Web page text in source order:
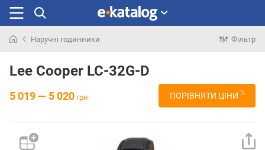
раніше
Наручні годинники Фільтр
Lee Cooper LC-32G-D
5 019 — 5 020 грн. ПОРІВНЯТИ ЦІНИ 5